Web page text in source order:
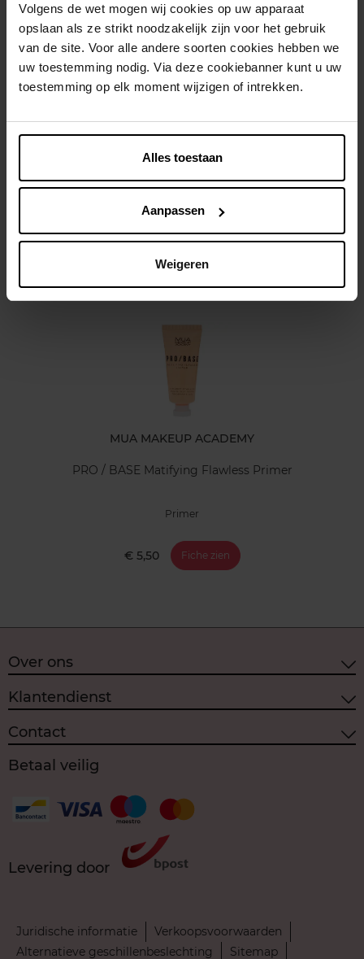
Volgens de wet mogen wij cookies op uw apparaat
opslaan als ze strikt noodzakelijk zijn voor het gebruik
van de site. Voor alle andere soorten cookies hebben we
uw toestemming nodig. Via deze cookiebanner kunt u uw
toestemming op elk moment wijzigen of intrekken.
Alles toestaan
Aanpassen
Weigeren
Gratis levering bij aankoop van min. 35€.
Gratis retour in je winkelpunt
Verzending binnen 24u
Nog iets vergeten ?
MUA MAKEUP ACADEMY
PRO / BASE Matifying Flawless Primer
Primer
€ 5,50 Fiche zien
Over ons
Klantendienst
Contact
Betaal veilig
Levering door
Juridische informatie
Verkoopsvoorwaarden
Alternatieve geschillenbeslechting
Sitemap